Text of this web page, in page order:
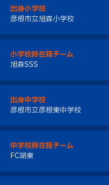
出身小学校
彦根市立旭森小学校
小学校時在籍チーム
旭森SSS
出身中学校
彦根市立彦根東中学校
中学校時在籍チーム
FC湖東